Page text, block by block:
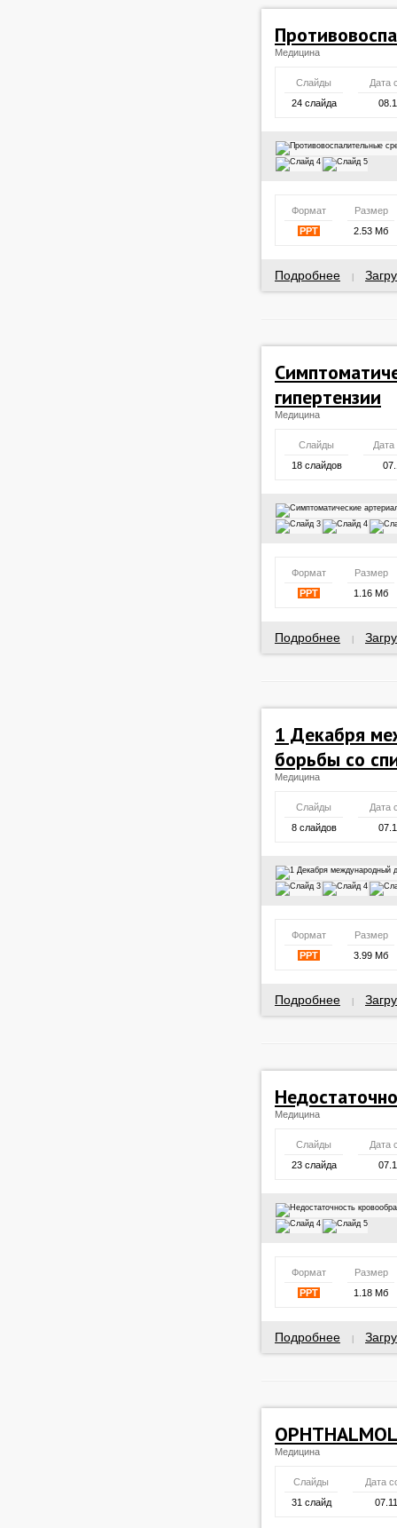
Медицина
Слайды
Дата
24 слайда
Формат
Размер
PPT
2.53 Мб
Подробнее
гипертензии
Медицина
Слайды
Дата
18 слайдов
Формат
Размер
PPT
1.16 Мб
Подробнее
1 Декабря
борьбы со
Медицина
Слайды
Дата
8 слайдов
Формат
Размер
PPT
3.99 Мб
Подробнее
Медицина
Слайды
Дата
23 слайда
Формат
Размер
PPT
1.18 Мб
Подробнее
Медицина
Слайды
Дата
31 слайд